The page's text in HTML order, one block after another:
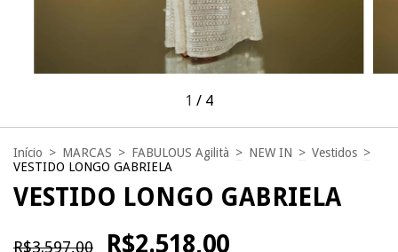
1 / 4
Início > MARCAS > FABULOUS Agilità > NEW IN > Vestidos >
VESTIDO LONGO GABRIELA
VESTIDO LONGO GABRIELA
R$3.597,00 R$2.518,00